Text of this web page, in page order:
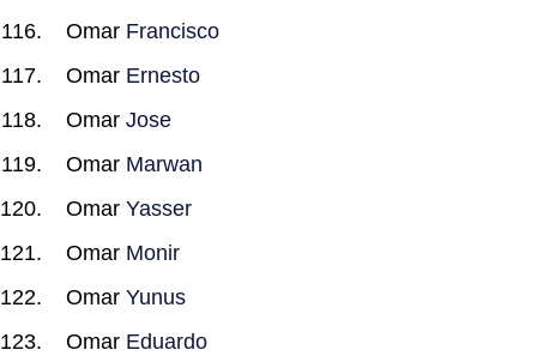
Omar Francisco
Omar Ernesto
Omar Jose
Omar Marwan
Omar Yasser
Omar Monir
Omar Yunus
Omar Eduardo